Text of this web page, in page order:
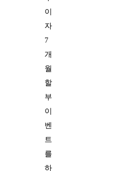
이
자
7
개
월
할
부
이
벤
트
를
하